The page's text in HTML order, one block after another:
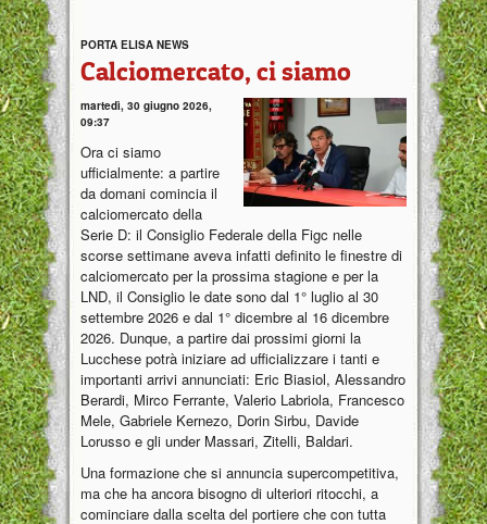
PORTA ELISA NEWS
Calciomercato, ci siamo
martedì, 30 giugno 2026,
09:37
Ora ci siamo
ufficialmente: a partire
da domani comincia il
calciomercato della
Serie D: il Consiglio Federale della Figc nelle
scorse settimane aveva infatti definito le finestre di
calciomercato per la prossima stagione e per la
LND, il Consiglio le date sono dal 1° luglio al 30
settembre 2026 e dal 1° dicembre al 16 dicembre
2026. Dunque, a partire dai prossimi giorni la
Lucchese potrà iniziare ad ufficializzare i tanti e
importanti arrivi annunciati: Eric Biasiol, Alessandro
Berardi, Mirco Ferrante, Valerio Labriola, Francesco
Mele, Gabriele Kernezo, Dorin Sirbu, Davide
Lorusso e gli under Massari, Zitelli, Baldari.
Una formazione che si annuncia supercompetitiva,
ma che ha ancora bisogno di ulteriori ritocchi, a
cominciare dalla scelta del portiere che con tutta